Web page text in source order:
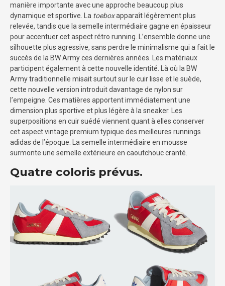
manière importante avec une approche beaucoup plus
dynamique et sportive. La toeboxapparaît légèrement plus
relevée, tandis que la semelle intermédiaire gagne en épaisseur
pour accentuer cet aspect rétro running. L’ensemble donne une
silhouette plus agressive, sans perdre le minimalisme qui a fait le
succès de la BW Army ces dernières années. Les matériaux
participent également à cette nouvelle identité. Là où la BW
Army traditionnelle misait surtout sur le cuir lisse et le suède,
cette nouvelle version introduit davantage de nylon sur
l’empeigne. Ces matières apportent immédiatement une
dimension plus sportive et plus légère à la sneaker. Les
superpositions en cuir suédé viennent quant à elles conserver
cet aspect vintage premium typique des meilleures runnings
adidas de l’époque. La semelle intermédiaire en mousse
surmonte une semelle extérieure en caoutchouc cranté.
Quatre coloris prévus.